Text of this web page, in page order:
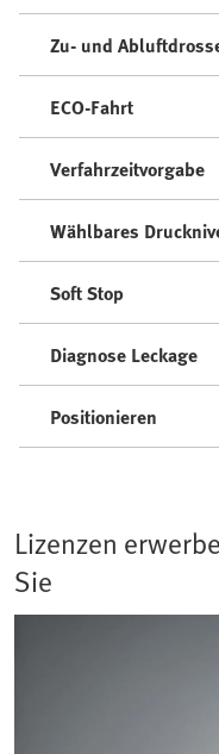
Zu- und
ECO-Fahrt
Verfahrzeitvorgabe
Wählbares
Soft Stop
Diagnose Leckage
Positionieren
Lizenzen
Sie